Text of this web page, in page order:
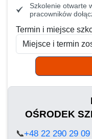
Szkolenie otwarte
pracowników
Termin i miejsce
OŚRODEK
📞+48 22 290 29 09